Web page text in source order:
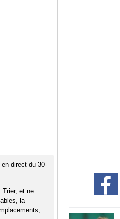
direct du 30-
et ne
la